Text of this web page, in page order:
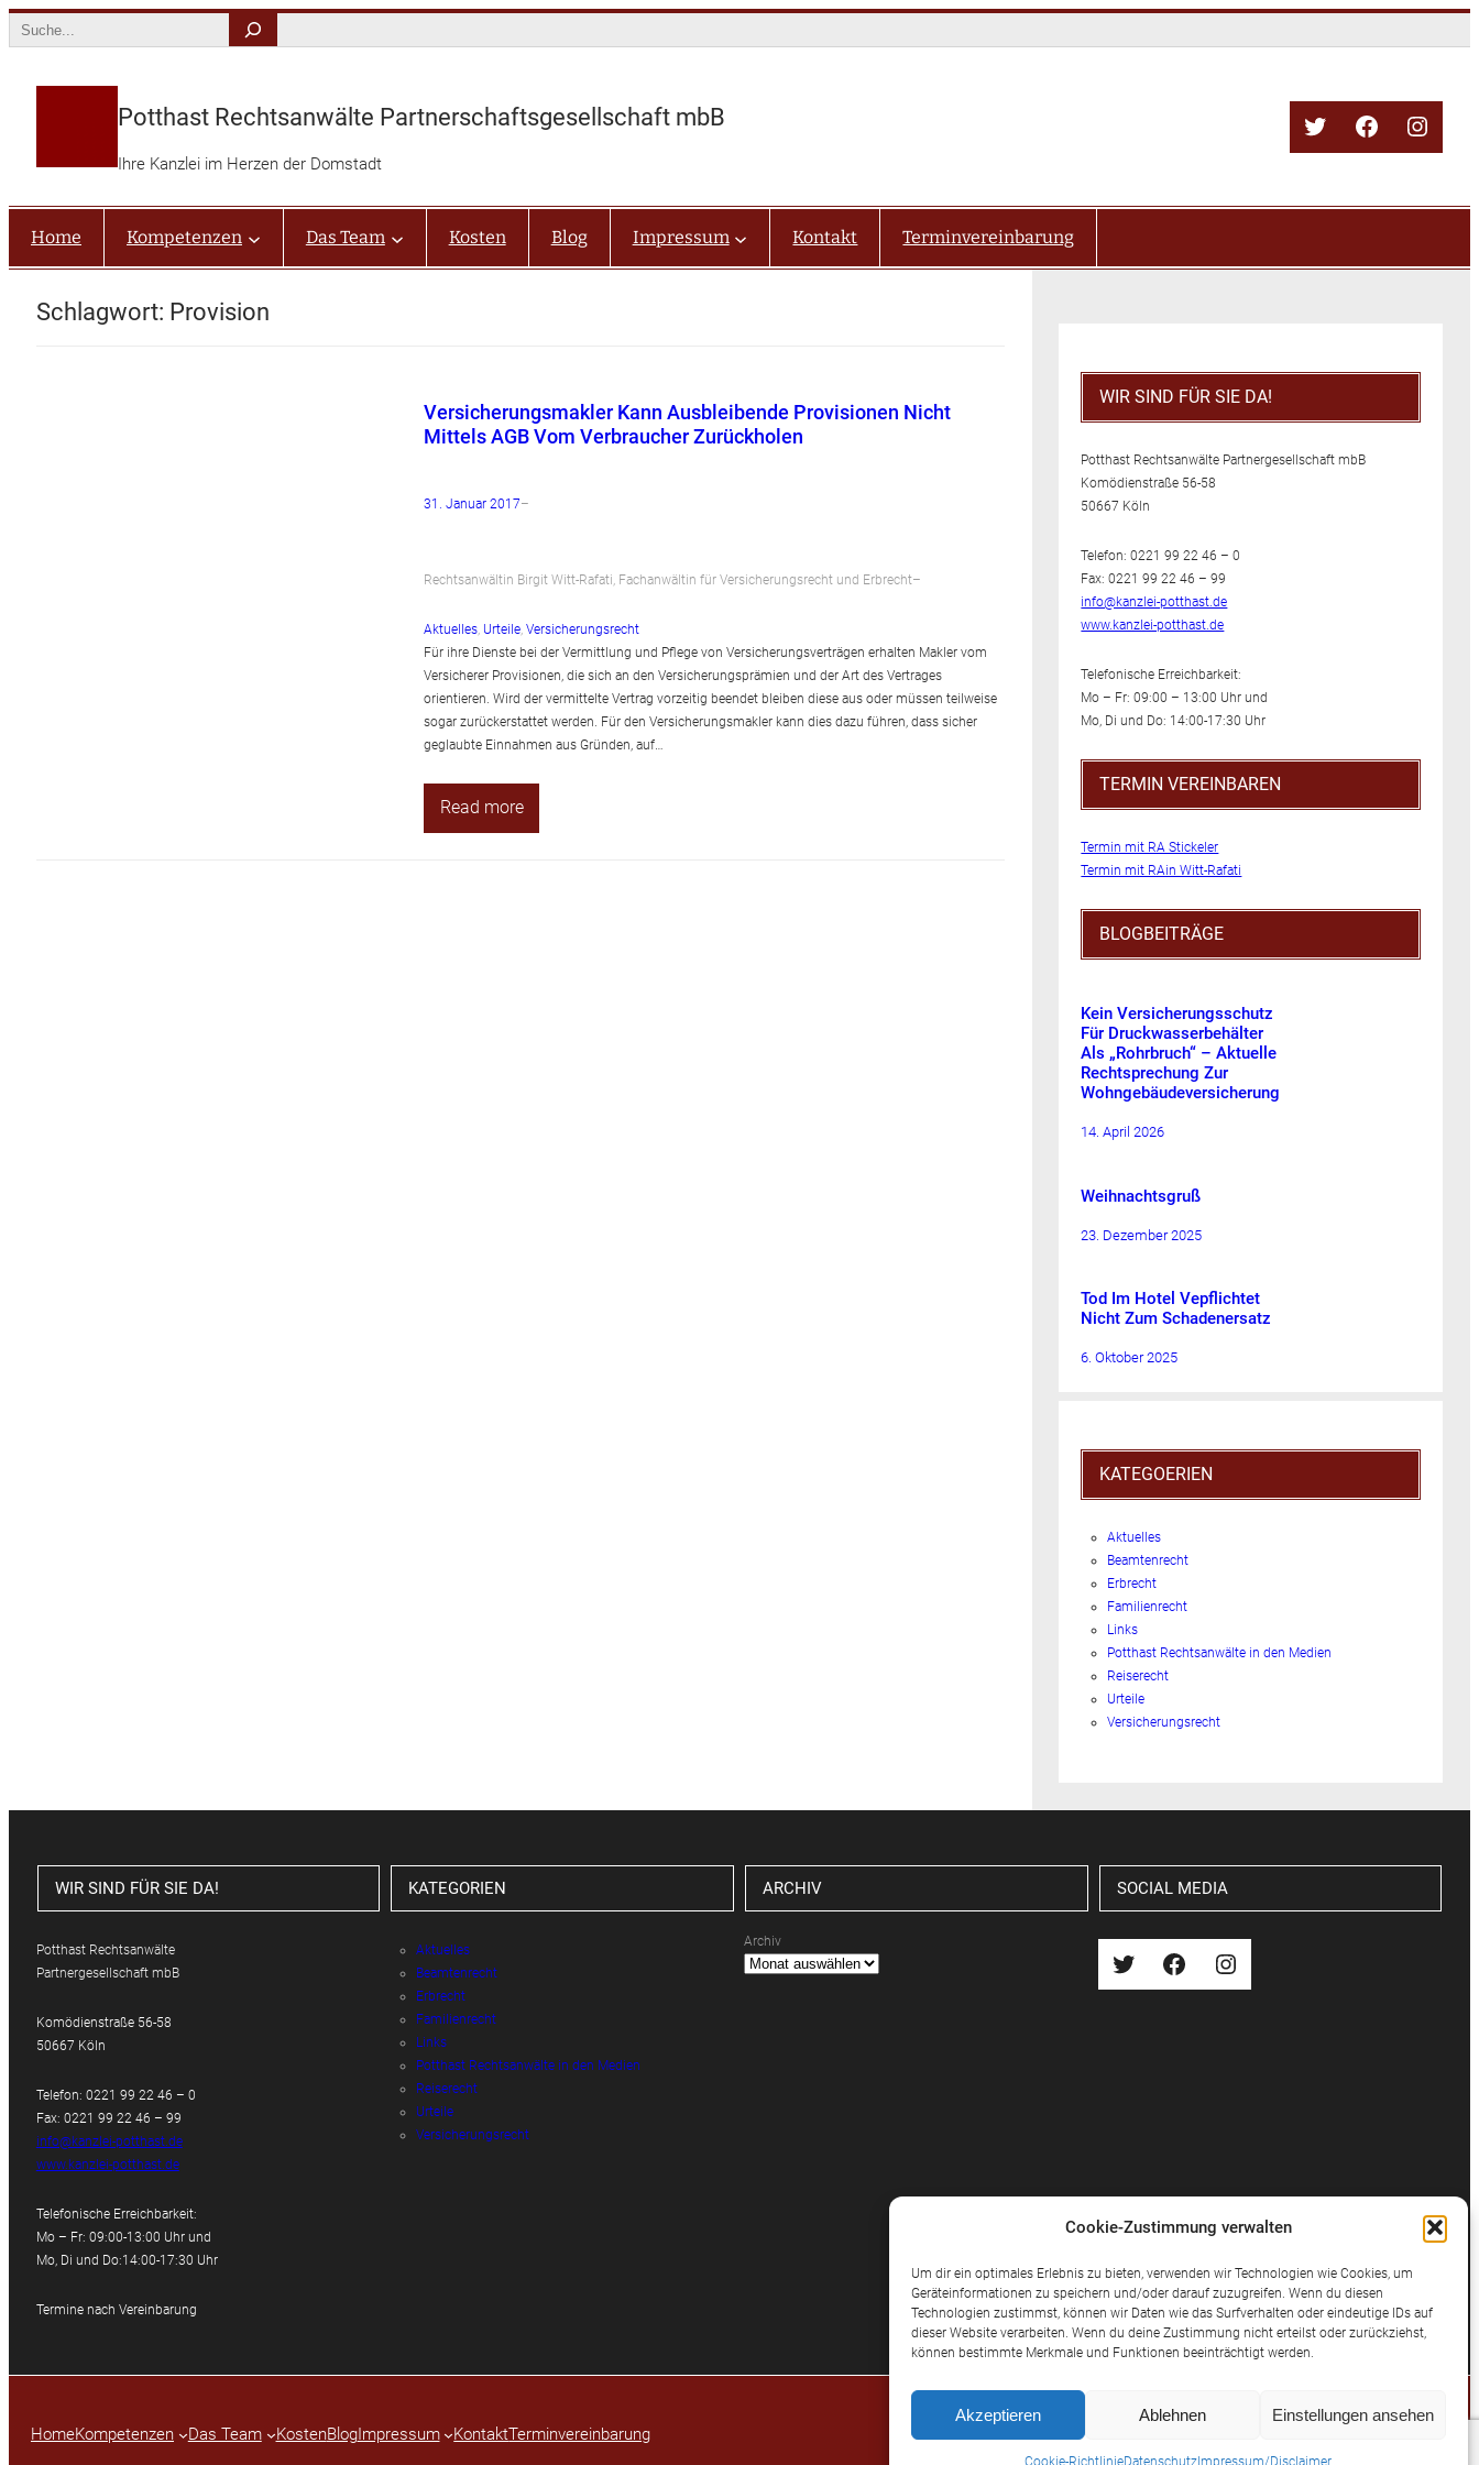
Cookie-Zustimmung verwalten
Um dir ein optimales Erlebnis zu bieten, verwenden wir Technologien wie Cookies, um
Geräteinformationen zu speichern und/oder darauf zuzugreifen. Wenn du diesen
Technologien zustimmst, können wir Daten wie das Surfverhalten oder eindeutige IDs auf
dieser Website verarbeiten. Wenn du deine Zustimmung nicht erteilst oder zurückziehst,
können bestimmte Merkmale und Funktionen beeinträchtigt werden.
Akzeptieren Ablehnen Einstellungen ansehen
Cookie-RichtlinieDatenschutz Impressum/Disclaimer
Search
Potthast Rechtsanwälte Partnerschaftsgesellschaft mbB
Ihre Kanzlei im Herzen der Domstadt
TwitterFacebook
Home Kompetenzen Das Team Kosten Blog Impressum Kontakt Terminvereinbarung
Schlagwort: Provision
Versicherungsmakler Kann Ausbleibende Provisionen Nicht
Mittels AGB Vom Verbraucher Zurückholen
31. Januar 2017–
Rechtsanwältin Birgit Witt-Rafati, Fachanwältin für Versicherungsrecht und Erbrecht–
Aktuelles, Urteile, Versicherungsrecht
Für ihre Dienste bei der Vermittlung und Pflege von Versicherungsverträgen erhalten Makler vom
Versicherer Provisionen, die sich an den Versicherungsprämien und der Art des Vertrages
orientieren. Wird der vermittelte Vertrag vorzeitig beendet bleiben diese aus oder müssen teilweise
sogar zurückerstattet werden. Für den Versicherungsmakler kann dies dazu führen, dass sicher
geglaubte Einnahmen aus Gründen, auf…
Read more
WIR SIND FÜR SIE DA!
Potthast Rechtsanwälte Partnergesellschaft mbB
Komödienstraße 56-58
50667 Köln
Telefon: 0221 99 22 46 – 0
Fax: 0221 99 22 46 – 99
info@kanzlei-potthast.de
www.kanzlei-potthast.de
Telefonische Erreichbarkeit:
Mo – Fr: 09:00 – 13:00 Uhr und
Mo, Di und Do: 14:00-17:30 Uhr
TERMIN VEREINBAREN
Termin mit RA Stickeler
Termin mit RAin Witt-Rafati
BLOGBEITRÄGE
Kein Versicherungsschutz
Für Druckwasserbehälter
Als „Rohrbruch“ – Aktuelle
Rechtsprechung Zur
Wohngebäudeversicherung
14. April 2026
Weihnachtsgruß
23. Dezember 2025
Tod Im Hotel Vepflichtet
Nicht Zum Schadenersatz
6. Oktober 2025
KATEGOERIEN
Aktuelles
Beamtenrecht
Erbrecht
Familienrecht
Links
Potthast Rechtsanwälte in den Medien
Reiserecht
Urteile
Versicherungsrecht
WIR SIND FÜR SIE DA!
Potthast Rechtsanwälte
Partnergesellschaft mbB
Komödienstraße 56-58
50667 Köln
Telefon: 0221 99 22 46 – 0
Fax: 0221 99 22 46 – 99
info@kanzlei-potthast.de
www.kanzlei-potthast.de
Telefonische Erreichbarkeit:
Mo – Fr: 09:00-13:00 Uhr und
Mo, Di und Do:14:00-17:30 Uhr
Termine nach Vereinbarung
KATEGORIEN
Aktuelles
Beamtenrecht
Erbrecht
Familienrecht
Links
Potthast Rechtsanwälte in den Medien
Reiserecht
Urteile
Versicherungsrecht
ARCHIV
Archiv
SOCIAL MEDIA
Twitter Facebook Instagram
HomeKompetenzen Das Team KostenBlogImpressum KontaktTerminvereinbarung